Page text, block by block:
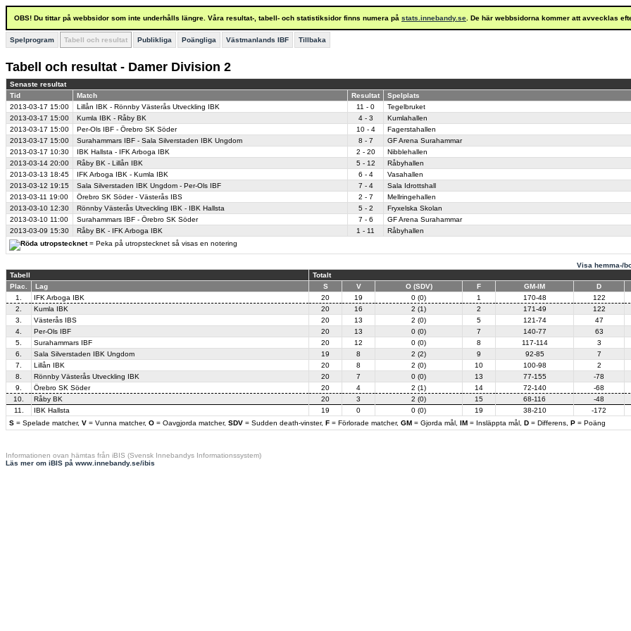
OBS! Du tittar på webbsidor som inte underhålls längre. Våra resultat-, tabell- och statistiksidor finns numera på stats.innebandy.se . De här webbsidorna kommer att avvecklas
Spelprogram Tabell och resultat Publikliga Poängliga Västmanlands IBF Tillbaka
Tabell och resultat - Damer Division 2
Senaste resultat
Tid
Match Resultat Spelplats
= Peka på utropstecknet så visas en notering
2013-03-17 15:00 Lillån IBK - Rönnby Västerås Utveckling IBK 11 - 0
Tegelbruket
2013-03-17 15:00 Kumla IBK - Råby BK 4 - 3
Kumlahallen
2013-03-17 15:00 Per-Ols IBF - Örebro SK Söder 10 - 4
Fagerstahallen
2013-03-17 15:00 Surahammars IBF - Sala Silverstaden IBK Ungdom 8 - 7
GF Arena Surahammar
2013-03-17 10:30 IBK Hallsta - IFK Arboga IBK 2 - 20
Nibblehallen
2013-03-14 20:00 Råby BK - Lillån IBK 5 - 12
Råbyhallen
2013-03-13 18:45 IFK Arboga IBK - Kumla IBK 6 - 4
Vasahallen
2013-03-12 19:15 Sala Silverstaden IBK Ungdom - Per-Ols IBF 7 - 4
Sala Idrottshall
2013-03-11 19:00 Örebro SK Söder - Västerås IBS 2 - 7
Mellringehallen
2013-03-10 12:30 Rönnby Västerås Utveckling IBK - IBK Hallsta 5 - 2
Fryxelska Skolan
2013-03-10 11:00 Surahammars IBF - Örebro SK Söder 7 - 6
GF Arena Surahammar
2013-03-09 15:30 Råby BK - IFK Arboga IBK 1 - 11 Råbyhallen
Visa hemma-/
Tabell
Totalt
Plac.
Lag S V O (SDV) F GM-IM D
S = Spelade matcher, V = Vunna matcher, O = Oavgjorda matcher, SDV = Sudden death-vinster, F = Förlorade matcher, GM = Gjorda mål, IM = Insläppta mål, D = Differens, P = Poäng
1. IFK Arboga IBK 20 19 0 (0) 1 170-48 122
2.
Kumla IBK 20 16 2 (1) 2 171-49 122
3.
Västerås IBS 20 13 2 (0) 5 121-74 47
4.
Per-Ols IBF 20 13 0 (0) 7 140-77 63
5.
Surahammars IBF 20 12 0 (0) 8 117-114 3
6.
Sala Silverstaden IBK Ungdom 19 8 2 (2) 9 92-85 7
7.
Lillån IBK 20 8 2 (0) 10 100-98 2
8.
Rönnby Västerås Utveckling IBK 20 7 0 (0) 13 77-155 -78
9.
Örebro SK Söder 20 4 2 (1) 14 72-140 -68
10.
Råby BK 20 3 2 (0) 15 68-116 -48
11.
IBK Hallsta 19 0 0 (0) 19 38-210 -172
Informationen ovan hämtas från iBIS (Svensk Innebandys Informationssystem)
Läs mer om iBIS på www.innebandy.se/ibis